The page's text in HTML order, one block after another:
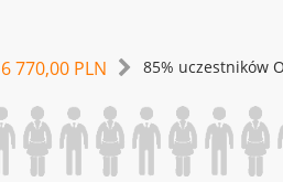
770,00 PLN 85% uczestników